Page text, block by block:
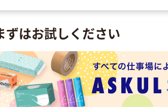
ずはお試しください